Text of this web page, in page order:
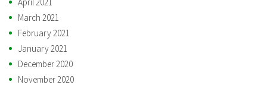
March 2021
February 2021
January 2021
December 2020
November 2020